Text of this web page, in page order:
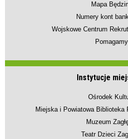
Mapa
Numery kont
Wojskowe Centrum
Pomagamy
Instytucje
Ośrodek
Miejska i Powiatowa Biblioteka
Muzeum
Teatr Dzieci